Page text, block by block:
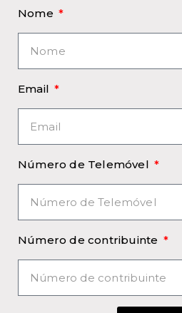
Nome
Email
Número de Telemóvel
Número de contribuinte